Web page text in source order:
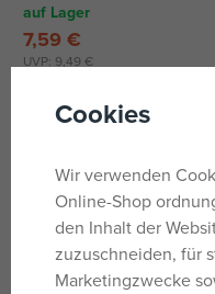
auf Lager
UVP: 9,49 €
7,59 €
Cookies
Wir verwenden
Online-Shop
den Inhalt der
zuzuschneiden, für
Marketingzwecke